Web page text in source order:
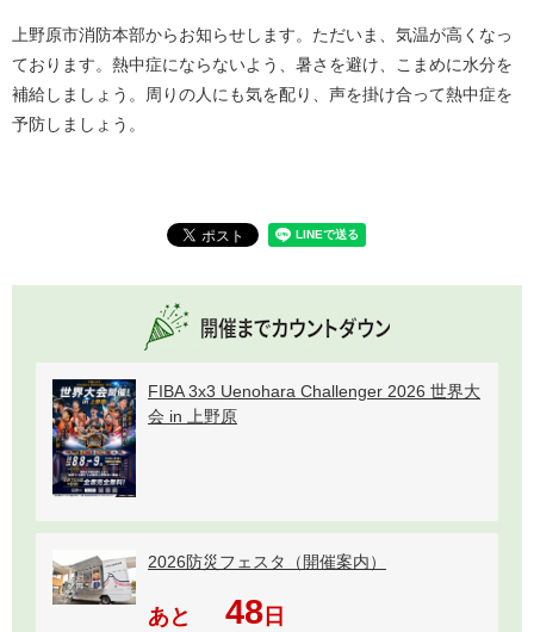
上野原市消防本部からお知らせします。ただいま、気温が高くなっ
ております。熱中症にならないよう、暑さを避け、こまめに水分を
補給しましょう。周りの人にも気を配り、声を掛け合って熱中症を
予防しましょう。
FIBA 3x3 Uenohara Challenger 2026 世界大
会 in 上野原
2026防災フェスタ（開催案内）
あと 48日